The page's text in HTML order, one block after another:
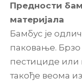
Предности
материјала
Бамбус је
паковање. Брзо
пестициде или
такође веома